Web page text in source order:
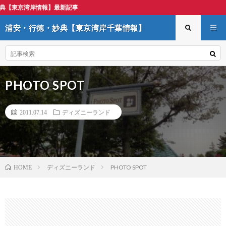
】最新記事
浦安・行徳・妙典【東京湾岸千葉情報】
PHOTO SPOT
2011.07.14 ディズニーランド
HOME ディズニーランド PHOTO SPOT